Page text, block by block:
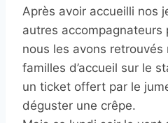
Après avoir accueilli nos
autres accompagnateurs
nous les avons retrouvés
familles d’accueil sur le
un ticket offert par le
déguster une crêpe.